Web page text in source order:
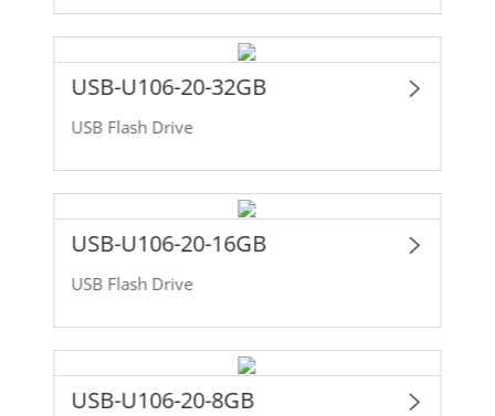
USB-U106-20-32GB
USB Flash Drive
USB-U106-20-16GB
USB Flash Drive
USB-U106-20-8GB